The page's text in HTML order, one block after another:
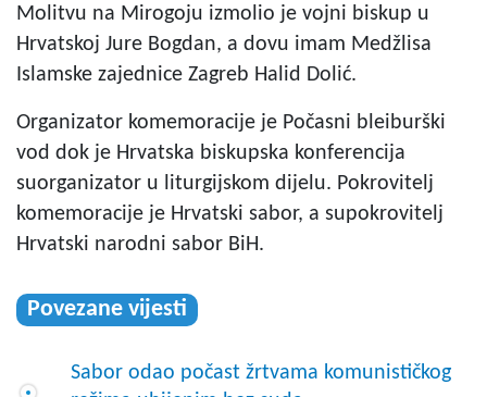
Molitvu na Mirogoju izmolio je vojni biskup u
Hrvatskoj Jure Bogdan, a dovu imam Medžlisa
Islamske zajednice Zagreb Halid Dolić.
Organizator komemoracije je Počasni bleiburški
vod dok je Hrvatska biskupska konferencija
suorganizator u liturgijskom dijelu. Pokrovitelj
komemoracije je Hrvatski sabor, a supokrovitelj
Hrvatski narodni sabor BiH.
Povezane vijesti
Sabor odao počast žrtvama komunističkog